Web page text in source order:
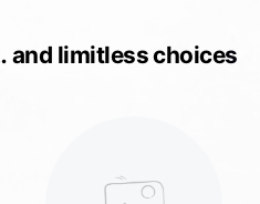
and limitless choices